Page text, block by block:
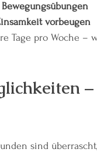
vorbeugen
Tage pro Woche –
sind